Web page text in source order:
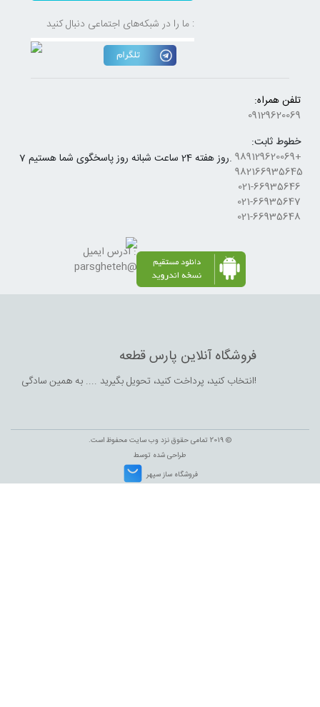
ما را در شبکه‌های اجتماعی دنبال کنید :
7 روز هفته 24 ساعت شبانه روز پاسخگوی شما هستیم.
تلفن همراه:
09129620069
خطوط ثابت:
+989129620069
982166935645
021-66935646
021-66935647
021-66935648
آدرس ایمیل :
parsgheteh@gmail.com
فروشگاه آنلاین پارس قطعه
انتخاب کنید،‌ پرداخت کنید، تحویل بگیرید .... به همین سادگی!
© 2019 تمامی حقوق نزد وب سایت محفوظ است.
طراحی شده توسط
فروشگاه ساز سپهر